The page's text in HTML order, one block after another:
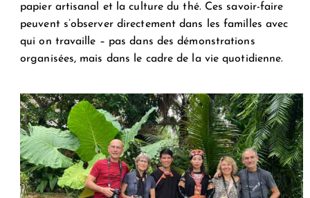
papier artisanal et la culture du thé. Ces savoir-faire
peuvent s’observer directement dans les familles avec
qui on travaille – pas dans des démonstrations
organisées, mais dans le cadre de la vie quotidienne.